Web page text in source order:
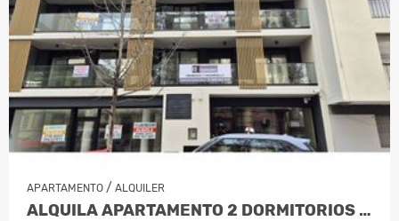
APARTAMENTO / ALQUILER
ALQUILA APARTAMENTO 2 DORMITORIOS CON GARAJE - CORDÓN SUR